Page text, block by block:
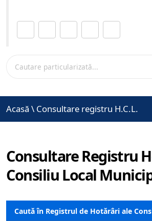
Acasă \ Consultare registru H.C.L.
Consultare Registru
Consiliu Local
Caută în Registrul de Hotărâri ale